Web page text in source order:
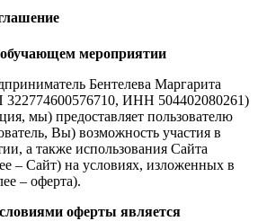
мероприятии
Бентелева Маргарита
ИНН 504402080261)
мы) предоставляет пользователю
Вы) возможность участия в
а также использования Сайта
– Сайт) на условиях, изложенных в
– оферта).
оферты является